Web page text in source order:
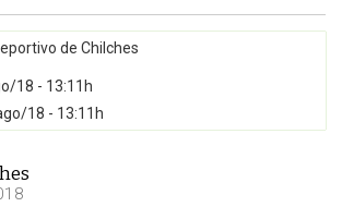
de Chilches
18 - 13:11h
18 - 13:11h